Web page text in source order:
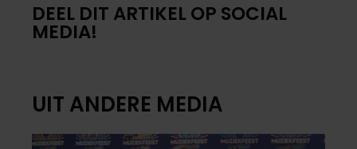
DEEL DIT ARTIKEL OP SOCIAL
MEDIA!
UIT ANDERE MEDIA